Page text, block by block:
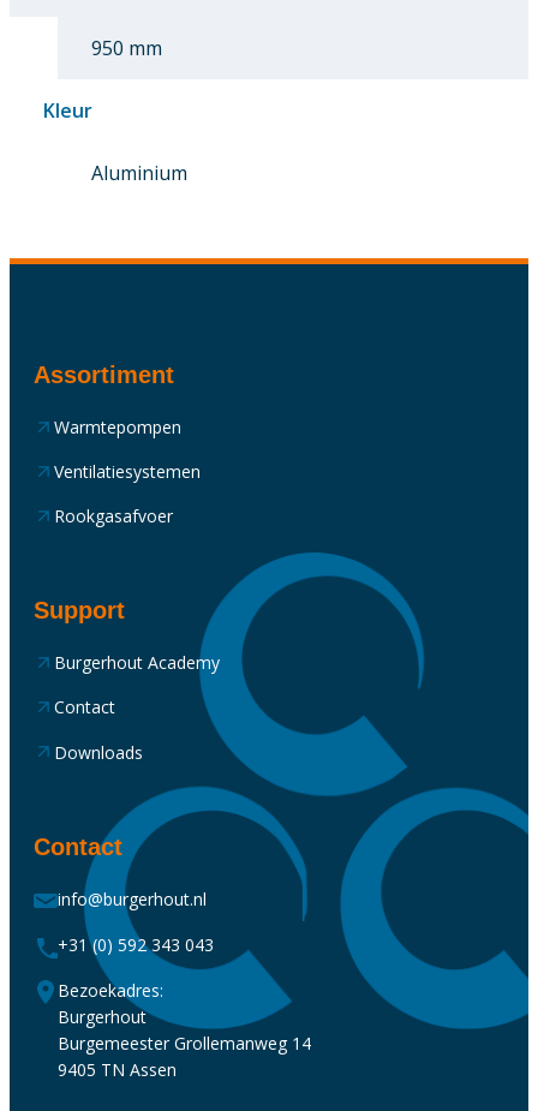
950 mm
Kleur
Aluminium
Assortiment
Warmtepompen
Ventilatiesystemen
Rookgasafvoer
Support
Burgerhout Academy
Contact
Downloads
Contact
info@burgerhout.nl
+31 (0) 592 343 043
Bezoekadres:
Burgerhout
Burgemeester Grollemanweg 14
9405 TN Assen